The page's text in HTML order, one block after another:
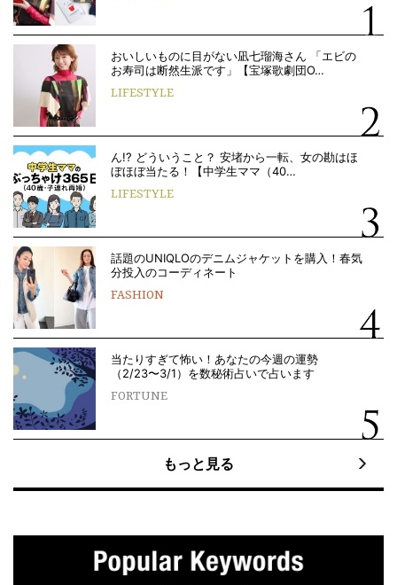
おいしいものに目がない凪七瑠海さん 「エビの
お寿司は断然生派です」【宝塚歌劇団O…
LIFESTYLE
ん!? どういうこと？ 安堵から一転、女の勘はほ
ぼほぼ当たる！【中学生ママ（40…
LIFESTYLE
話題のUNIQLOのデニムジャケットを購入！春気
分投入のコーディネート
FASHION
当たりすぎて怖い！あなたの今週の運勢
（2/23〜3/1）を数秘術占いで占います
FORTUNE
もっと見る